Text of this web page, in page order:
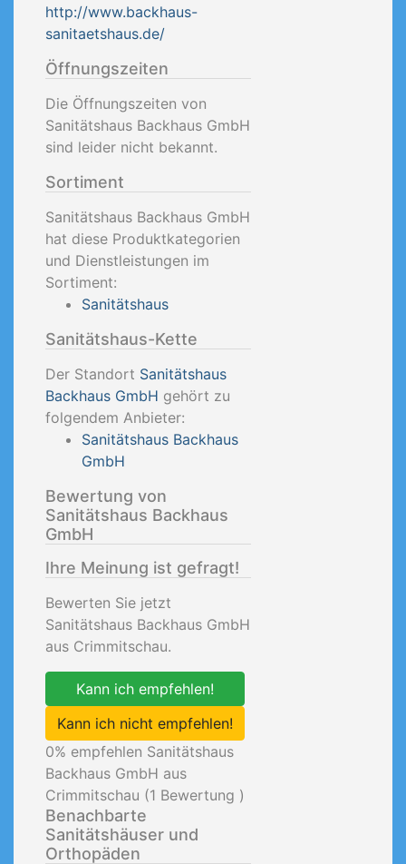
http://www.backhaus-
sanitaetshaus.de/
Öffnungszeiten
Die Öffnungszeiten von
Sanitätshaus Backhaus GmbH
sind leider nicht bekannt.
Sortiment
Sanitätshaus Backhaus GmbH
hat diese Produktkategorien
und Dienstleistungen im
Sortiment:
Sanitätshaus
Sanitätshaus-Kette
Der Standort Sanitätshaus
Backhaus GmbH gehört zu
folgendem Anbieter:
Sanitätshaus Backhaus
GmbH
Bewertung von
Sanitätshaus Backhaus
GmbH
Ihre Meinung ist gefragt!
Bewerten Sie jetzt
Sanitätshaus Backhaus GmbH
aus Crimmitschau.
Kann ich empfehlen!
Kann ich nicht empfehlen!
0% empfehlen Sanitätshaus
Backhaus GmbH aus
Crimmitschau (1 Bewertung )
Benachbarte
Sanitätshäuser und
Orthopäden